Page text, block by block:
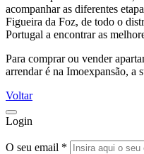
acompanhar as diferentes
Figueira da Foz, de todo o
Portugal a encontrar as
Para comprar ou vender
arrendar é na Imoexpansão, a
Voltar
Login
O seu email *